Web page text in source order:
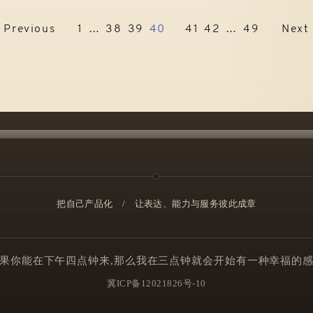
Previous 1 … 38 39 40 41 42 … 49 Next
把自己产品化 / 让表达、能力与服务彼此成章
你能在下午四点钟来,那么我在三点钟就会开始有一种幸福的
冀ICP备12021826号-10